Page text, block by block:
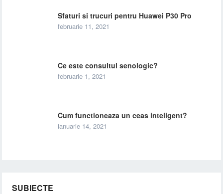
Sfaturi si trucuri pentru Huawei P30 Pro
februarie 11, 2021
Ce este consultul senologic?
februarie 1, 2021
Cum functioneaza un ceas inteligent?
ianuarie 14, 2021
SUBIECTE